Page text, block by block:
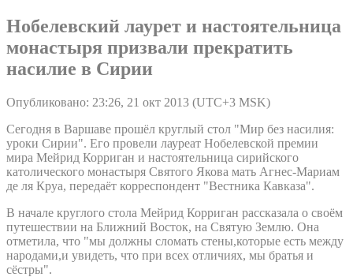
Нобелевский лаурет и настоятельница
монастыря призвали прекратить
насилие в Сирии
Опубликовано: 23:26, 21 окт 2013 (UTC+3 MSK)
Сегодня в Варшаве прошёл круглый стол "Мир без насилия:
уроки Сирии". Его провели лауреат Нобелевской премии
мира Мейрид Корриган и настоятельница сирийского
католического монастыря Святого Якова мать Агнес-Мариам
де ля Круа, передаёт корреспондент "Вестника Кавказа".
В начале круглого стола Мейрид Корриган рассказала о своём
путешествии на Ближний Восток, на Святую Землю. Она
отметила, что "мы должны сломать стены,которые есть между
народами,и увидеть, что при всех отличиях, мы братья и
сёстры".